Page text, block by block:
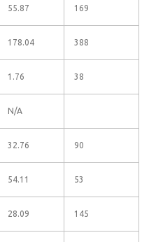
55.87 169
178.04 388
1.76 38
N/A
32.76 90
54.11 53
28.09 145